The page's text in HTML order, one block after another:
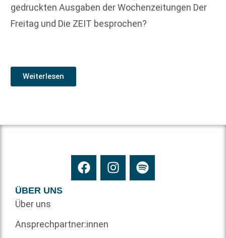
gedruckten Ausgaben der Wochenzeitungen Der
Freitag und Die ZEIT besprochen?
Weiterlesen
ÜBER UNS
Über uns
Ansprechpartner:innen